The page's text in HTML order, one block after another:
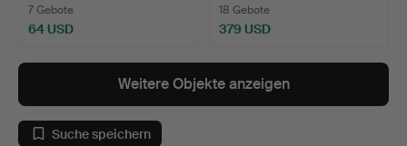
7 Gebote
64 USD
18 Gebote
379 USD
Weitere Objekte anzeigen
Suche speichern